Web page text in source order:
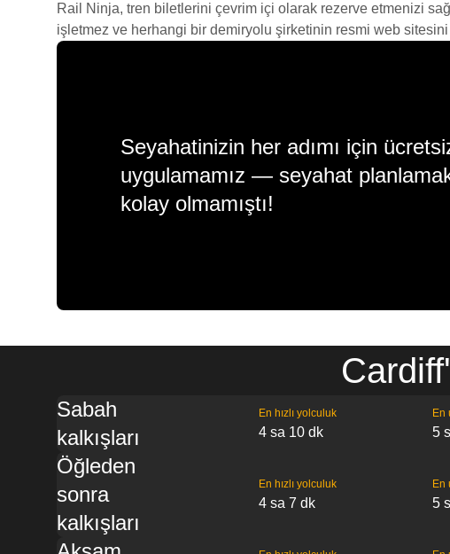
Rail Ninja, tren biletlerini çevrim içi olarak rezerve etmenizi
işletmez ve herhangi bir demiryolu şirketinin resmi web
Seyahatinizin her adımı için
uygulamamız — seyahat
kolay olmamıştı!
Sabah
kalkışları
En hızlı yolculuk
4 sa 10 dk
En
5
Öğleden
sonra
kalkışları
En hızlı yolculuk
4 sa 7 dk
En
5